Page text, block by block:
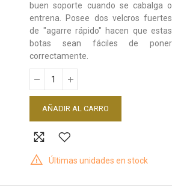
buen soporte cuando se cabalga o
entrena. Posee dos velcros fuertes
de "agarre rápido" hacen que estas
botas sean fáciles de poner
correctamente.
AÑADIR AL CARRO
Últimas unidades en stock